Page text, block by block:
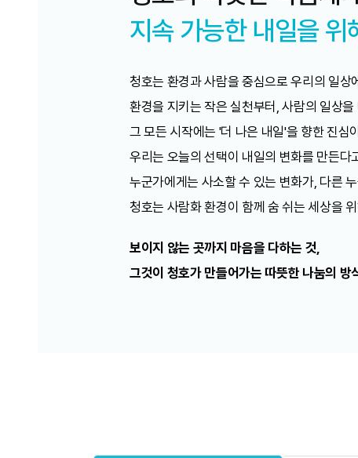
지속 가능한 내일을 위
청호는 환경과 사람을 중심으로 우리의 일상
환경을 지키는 작은 실천부터, 사람의 일상
그 모든 시작에는 '더 나은 내일'을 향한 진심
우리는 오늘의 선택이 내일의 변화를 만든다
누군가에게는 사소할 수 있는 변화가, 다른
청호는 사람화 환경이 함께 숨 쉬는 세상을
보이지 않는 곳까지 마음을 다하는 것,
그것이 청호가 만들어가는 따뜻한 나눔의 방